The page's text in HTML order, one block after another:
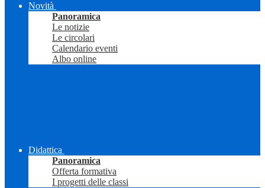
Novità
Panoramica
Le notizie
Le circolari
Calendario eventi
Albo online
Didattica
Panoramica
Offerta formativa
I progetti delle classi